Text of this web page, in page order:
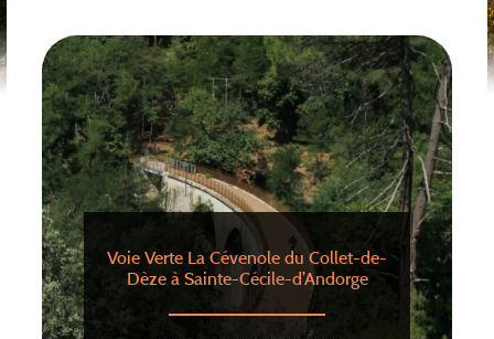
Voie Verte La Cévenole du Collet-de-
Dèze à Sainte-Cécile-d’Andorge